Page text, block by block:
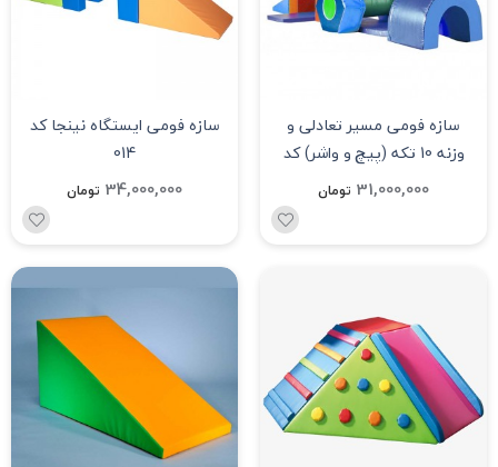
سازه فومی مسیر تعادلی و
وزنه 10 تکه (پیچ و واشر) کد
045
31,000,000 تومان
سازه فومی ایستگاه نینجا کد
014
34,000,000 تومان